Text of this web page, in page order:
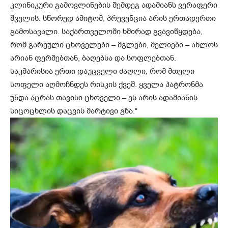
კლინიკური გამოვლინების შემდეგ ადამიანს ვერაფერი
შველის. სწორედ ამიტომ, პრევენცია არის ერთადერთი
გამოსავალი. საქართველოში ხშირად გვავიწყდება,
რომ გარეული ცხოველები – მგლები, მელიები – ახლოს
არიან ფერმებთან, ბაღებსა და სოფლებთან.
საკმარისია ერთი დაუცველი ძაღლი, რომ მთელი
სოფელი აღმოჩნდეს რისკის ქვეშ. ყველა პატრონმა
უნდა აცრას თავისი ცხოველი – ეს არის ადამიანის
სიცოცხლის დაცვის მარტივი გზა.“
ვ
ი
დ
ე
ო
დ
ა
მ